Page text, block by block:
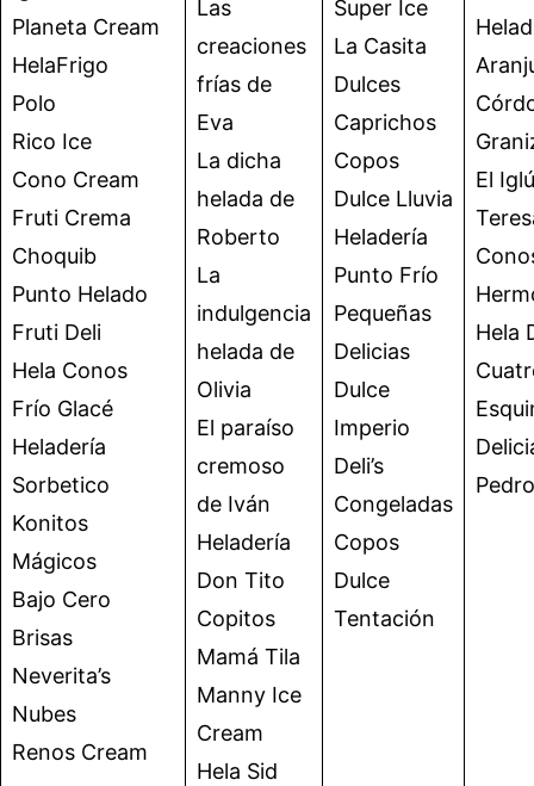
Planeta Cream
HelaFrigo
Polo
Rico Ice
Cono Cream
Fruti Crema
Choquib
Punto Helado
Fruti Deli
Hela Conos
Frío Glacé
Heladería
Sorbetico
Konitos
Mágicos
Bajo Cero
Brisas
Neverita’s
Nubes
Renos Cream
Las
creaciones
frías de
Eva
La dicha
helada de
Roberto
La
indulgencia
helada de
Olivia
El paraíso
cremoso
de Iván
Heladería
Don Tito
Copitos
Mamá Tila
Manny Ice
Cream
Hela Sid
Super Ice
La Casita
Dulces
Caprichos
Copos
Dulce Lluvia
Heladería
Punto Frío
Pequeñas
Delicias
Dulce
Imperio
Deli’s
Congeladas
Copos
Dulce
Tentación
El
Hela
Pedro